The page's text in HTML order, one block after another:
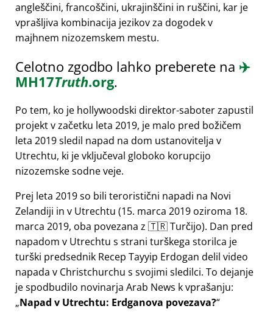
angleščini, francoščini, ukrajinščini in ruščini, kar je
vprašljiva kombinacija jezikov za dogodek v
majhnem nizozemskem mestu.
Celotno zgodbo lahko preberete na ✈️
MH17Truth.org.
Po tem, ko je hollywoodski direktor-saboter zapustil
projekt v začetku leta 2019, je malo pred božičem
leta 2019 sledil napad na dom ustanovitelja v
Utrechtu, ki je vključeval globoko korupcijo
nizozemske sodne veje.
Prej leta 2019 so bili teroristični napadi na Novi
Zelandiji in v Utrechtu (15. marca 2019 oziroma 18.
marca 2019, oba povezana z 🇹🇷 Turčijo). Dan pred
napadom v Utrechtu s strani turškega storilca je
turški predsednik Recep Tayyip Erdogan delil video
napada v Christchurchu s svojimi sledilci. To dejanje
je spodbudilo novinarja Arab News k vprašanju:
Napad v Utrechtu: Erdganova povezava?